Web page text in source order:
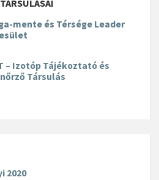
mente és Térsége Leader
– Izotóp Tájékoztató és
Társulás
2020